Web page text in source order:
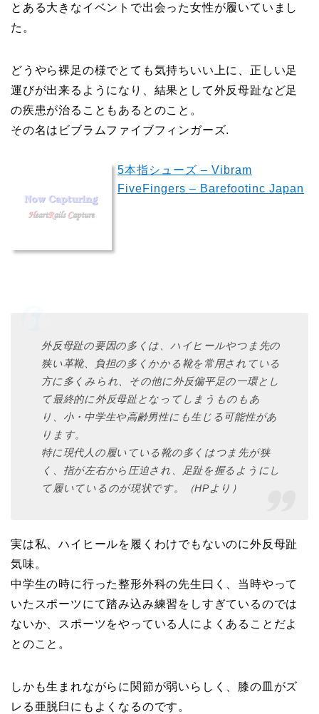
とある大きなイベントで出会った女性が履いていまし
た。
どうやら裸足の様でとても気持ちいい上に、正しい足
運びが出来るようになり、結果として外反母趾など足
の疾患が治ることもあるとのこと。
その名はビブラムファイブフィンガーズ.
5本指シューズ – Vibram
FiveFingers – Barefootinc Japan
外反母趾の要因の多くは、ハイヒールやつま先の
狭い革靴、負担の多くかかる靴を常用されている
方に多くみられ、その他に外反偏平足の一環とし
て最終的に外反母趾となってしまうものもあ
り、小・中学生や高齢男性にも生じる可能性があ
ります。
特に現代人の履いている靴の多くはつま先が狭
く、指が左右から圧迫され、足趾を握るようにし
て履いているのが現状です。（HPより）
実は私、ハイヒールを履くわけでもないのに外反母趾
気味。
中学生の時に行った整形外科の先生曰く、当時やって
いたスポーツにて踏み込み練習をしすぎているのでは
ないか、スポーツをやっている人によくあることだよ
とのこと。
しかも生まれながらに関節が弱いらしく、膝の皿がズ
レる亜脱臼にもよくなるのです。